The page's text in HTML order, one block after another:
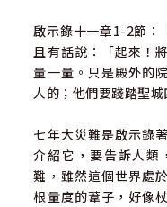
啟示錄十一章1-2節：
且有話說：「起來！
量一量。只是殿外的
人的；他們要踐踏聖城
七年大災難是啟示錄
介紹它，要告訴人類
難，雖然這個世界處
根量度的葦子，好像